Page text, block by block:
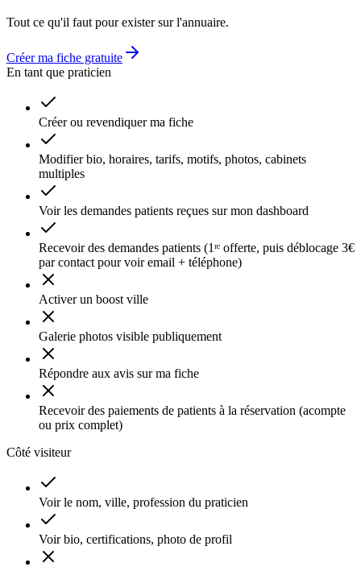
Tout ce qu'il faut pour exister sur l'annuaire.
Créer ma fiche gratuite
En tant que praticien
Créer ou revendiquer ma fiche
Modifier bio, horaires, tarifs, motifs, photos, cabinets
multiples
Voir les demandes patients reçues sur mon dashboard
Recevoir des demandes patients (1ʳᵉ offerte, puis déblocage 3€
par contact pour voir email + téléphone)
Activer un boost ville
Galerie photos visible publiquement
Répondre aux avis sur ma fiche
Recevoir des paiements de patients à la réservation (acompte
ou prix complet)
Côté visiteur
Voir le nom, ville, profession du praticien
Voir bio, certifications, photo de profil